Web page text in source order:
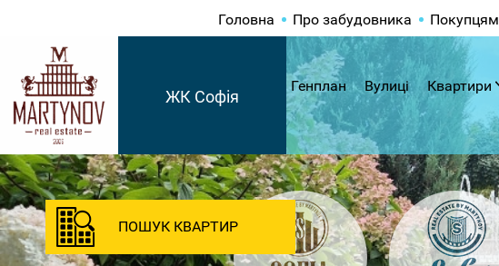
Головна Про забудовника Покупцям
ЖК Софія
Генплан Вулиці Квартири
ПОШУК КВАРТИР